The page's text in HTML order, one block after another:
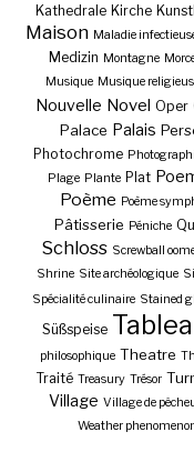
Kathedrale Kirche
Maison Maladie
Medizin Montagne
Musique Musique
Nouvelle Novel Oper
Palace Palais
Photochrome
Plage Plante Plat
Poème Poème
Pâtisserie Péniche
Schloss Screwball
Shrine Site archéologique
Spécialité culinaire Stained
Süßspeise
philosophique Theatre
Traité Treasury Trésor
Village Village de
Weather